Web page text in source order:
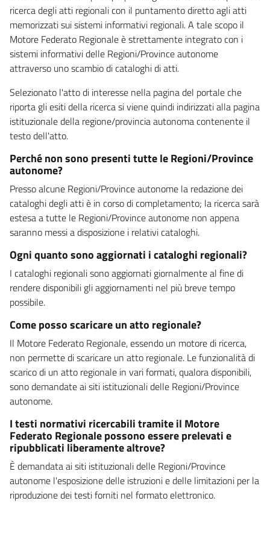
ricerca degli atti regionali con il puntamento diretto agli atti
memorizzati sui sistemi informativi regionali. A tale scopo il
Motore Federato Regionale è strettamente integrato con i
sistemi informativi delle Regioni/Province autonome
attraverso uno scambio di cataloghi di atti.
Selezionato l'atto di interesse nella pagina del portale che
riporta gli esiti della ricerca si viene quindi indirizzati alla pagina
istituzionale della regione/provincia autonoma contenente il
testo dell'atto.
Perché non sono presenti tutte le Regioni/Province
autonome?
Presso alcune Regioni/Province autonome la redazione dei
cataloghi degli atti è in corso di completamento; la ricerca sarà
estesa a tutte le Regioni/Province autonome non appena
saranno messi a disposizione i relativi cataloghi.
Ogni quanto sono aggiornati i cataloghi regionali?
I cataloghi regionali sono aggiornati giornalmente al fine di
rendere disponibili gli aggiornamenti nel più breve tempo
possibile.
Come posso scaricare un atto regionale?
Il Motore Federato Regionale, essendo un motore di ricerca,
non permette di scaricare un atto regionale. Le funzionalità di
scarico di un atto regionale in vari formati, qualora disponibili,
sono demandate ai siti istituzionali delle Regioni/Province
autonome.
I testi normativi ricercabili tramite il Motore
Federato Regionale possono essere prelevati e
ripubblicati liberamente altrove?
È demandata ai siti istituzionali delle Regioni/Province
autonome l'esposizione delle istruzioni e delle limitazioni per la
riproduzione dei testi forniti nel formato elettronico.